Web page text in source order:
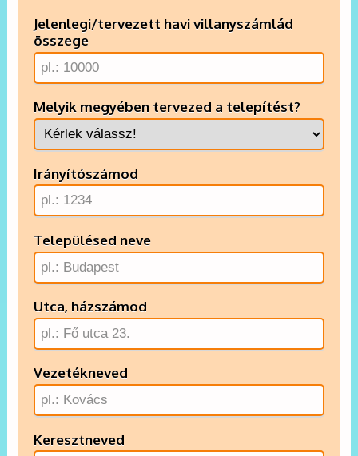
Jelenlegi/tervezett havi villanyszámlád
összege
Melyik megyében tervezed a telepítést?
Irányítószámod
Településed neve
Utca, házszámod
Vezetékneved
Keresztneved